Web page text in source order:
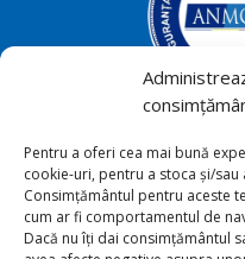
Pentru a oferi cea mai bună
cookie-uri, pentru a stoca și/
Consimțământul pentru aceste
cum ar fi comportamentul de
Dacă nu îți dai consimțământul

Podriga,
Botoşani
 +40231 541